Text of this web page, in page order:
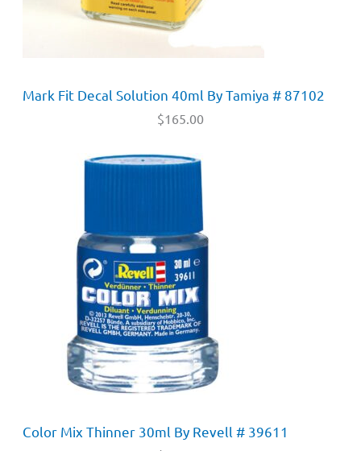
Mark Fit Decal Solution 40ml By Tamiya # 87102
$165.00
Color Mix Thinner 30ml By Revell # 39611